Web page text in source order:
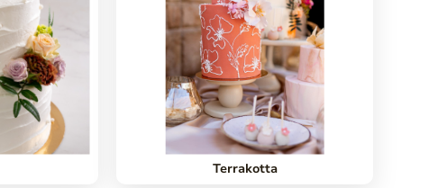
Terrakotta